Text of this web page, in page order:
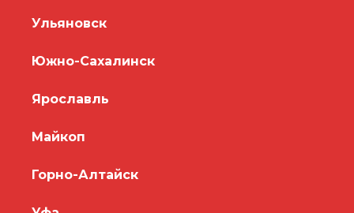
Ульяновск
Южно-Сахалинск
Ярославль
Майкоп
Горно-Алтайск